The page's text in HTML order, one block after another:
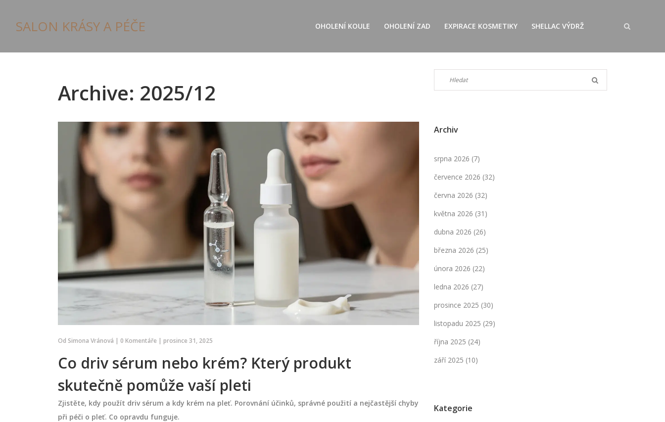
SALON KRÁSY A PÉČE OHOLENÍ KOULE OHOLENÍ ZAD EXPIRACE KOSMETIKY SHELLAC VÝDRŽ
Archive: 2025/12
Od Simona Vránová | 0 Komentáře | prosince 31, 2025
Co driv sérum nebo krém? Který produkt
skutečně pomůže vaší pleti
Zjistěte, kdy použít driv sérum a kdy krém na pleť. Porovnání účinků, správné použití a nejčastější chyby
při péči o pleť. Co opravdu funguje.
Archiv
srpna 2026 (7)
července 2026 (32)
června 2026 (32)
května 2026 (31)
dubna 2026 (26)
března 2026 (25)
února 2026 (22)
ledna 2026 (27)
prosince 2025 (30)
listopadu 2025 (29)
října 2025 (24)
září 2025 (10)
Kategorie